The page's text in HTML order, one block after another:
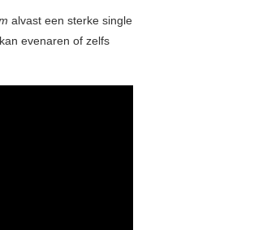
alvast een sterke single
evenaren of zelfs